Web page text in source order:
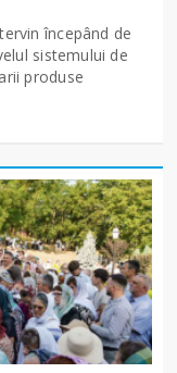
începând de
sistemului de
produse